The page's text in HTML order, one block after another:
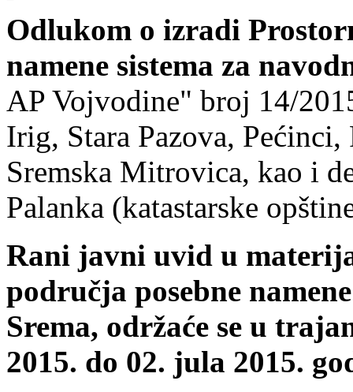
Odlukom o izradi
namene sistema za
AP Vojvodine" broj 14/
Irig, Stara Pazova,
Sremska Mitrovica, kao i
Palanka (katastarske
Rani javni uvid u
područja posebne
Srema, održaće se u
2015. do 02. jula 2015.